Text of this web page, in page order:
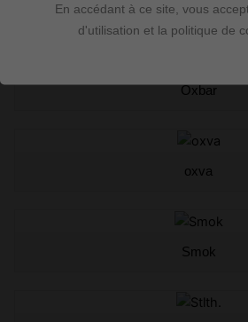
Mr fog
Oxbar
oxva
Smok
En accédant à ce site, vous
d'utilisation et la politique de